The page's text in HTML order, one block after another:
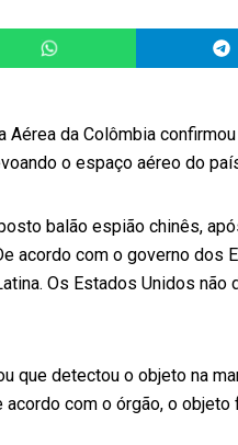
da Colômbia
o espaço aéreo do
balão espião chinês,
acordo com o governo dos
Os Estados Unidos não
que detectou o objeto na
com o órgão, o